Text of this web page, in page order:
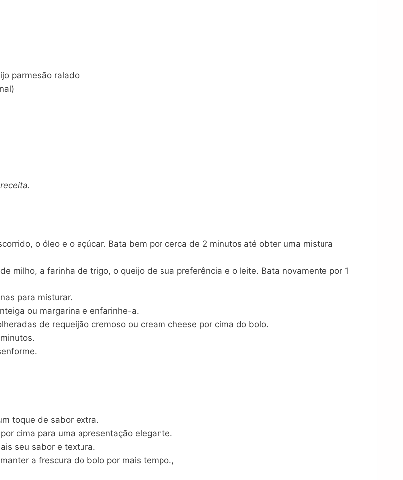
parmesão ralado
o óleo e o açúcar. Bata bem por cerca de 2 minutos até obter uma mistura
milho, a farinha de trigo, o queijo de sua preferência e o leite. Bata novamente por 1
para misturar.
ou margarina e enfarinhe-a.
de requeijão cremoso ou cream cheese por cima do bolo.
toque de sabor extra.
cima para uma apresentação elegante.
seu sabor e textura.
a frescura do bolo por mais tempo.,